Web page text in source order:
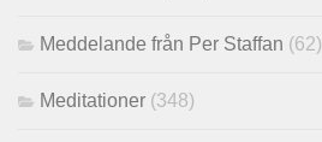
Meddelande från Per Staffan (62)
Meditationer (348)